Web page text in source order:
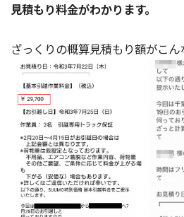
見積もり料金がわかります。
ざっくりの概算見積もり額がこ